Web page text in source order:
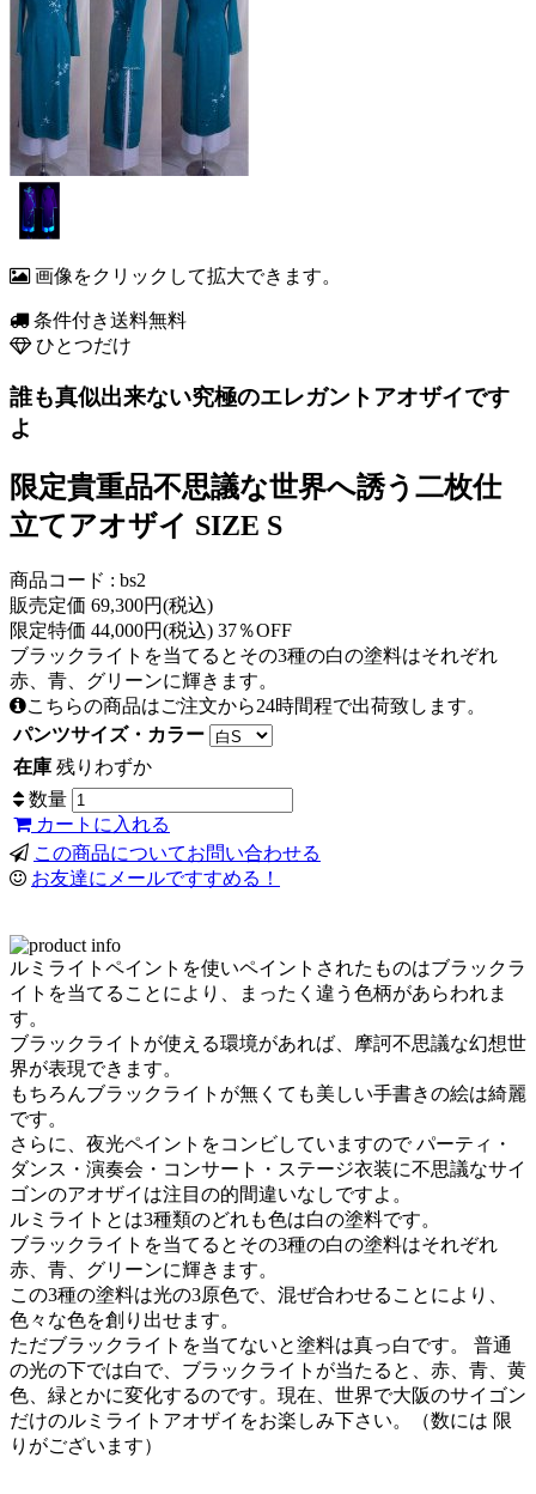
画像をクリックして拡大できます。
条件付き送料無料
ひとつだけ
誰も真似出来ない究極のエレガントアオザイです
よ
限定貴重品不思議な世界へ誘う二枚仕
立てアオザイ SIZE S
商品コード : bs2
販売定価 69,300円(税込)
限定特価 44,000円(税込) 37％OFF
ブラックライトを当てるとその3種の白の塗料はそれぞれ
赤、青、グリーンに輝きます。
こちらの商品はご注文から24時間程で出荷致します。
パンツサイズ・カラー
在庫 残りわずか
数量
カートに入れる
この商品についてお問い合わせる
お友達にメールですすめる！
ルミライトペイントを使いペイントされたものはブラックラ
イトを当てることにより、まったく違う色柄があらわれま
す。
ブラックライトが使える環境があれば、摩訶不思議な幻想世
界が表現できます。
もちろんブラックライトが無くても美しい手書きの絵は綺麗
です。
さらに、夜光ペイントをコンビしていますので パーティ・
ダンス・演奏会・コンサート・ステージ衣装に不思議なサイ
ゴンのアオザイは注目の的間違いなしですよ。
ルミライトとは3種類のどれも色は白の塗料です。
ブラックライトを当てるとその3種の白の塗料はそれぞれ
赤、青、グリーンに輝きます。
この3種の塗料は光の3原色で、混ぜ合わせることにより、
色々な色を創り出せます。
ただブラックライトを当てないと塗料は真っ白です。 普通
の光の下では白で、ブラックライトが当たると、赤、青、黄
色、緑とかに変化するのです。現在、世界で大阪のサイゴン
だけのルミライトアオザイをお楽しみ下さい。（数には 限
りがございます）